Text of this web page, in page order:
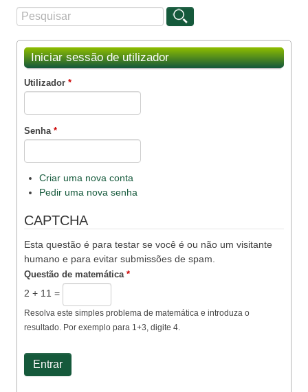
Formulário de procura
Procurar
Iniciar sessão de utilizador
Utilizador *
Senha *
Criar uma nova conta
Pedir uma nova senha
CAPTCHA
Esta questão é para testar se você é ou não um visitante
humano e para evitar submissões de spam.
Questão de matemática *
2 + 11 =
Resolva este simples problema de matemática e introduza o
resultado. Por exemplo para 1+3, digite 4.